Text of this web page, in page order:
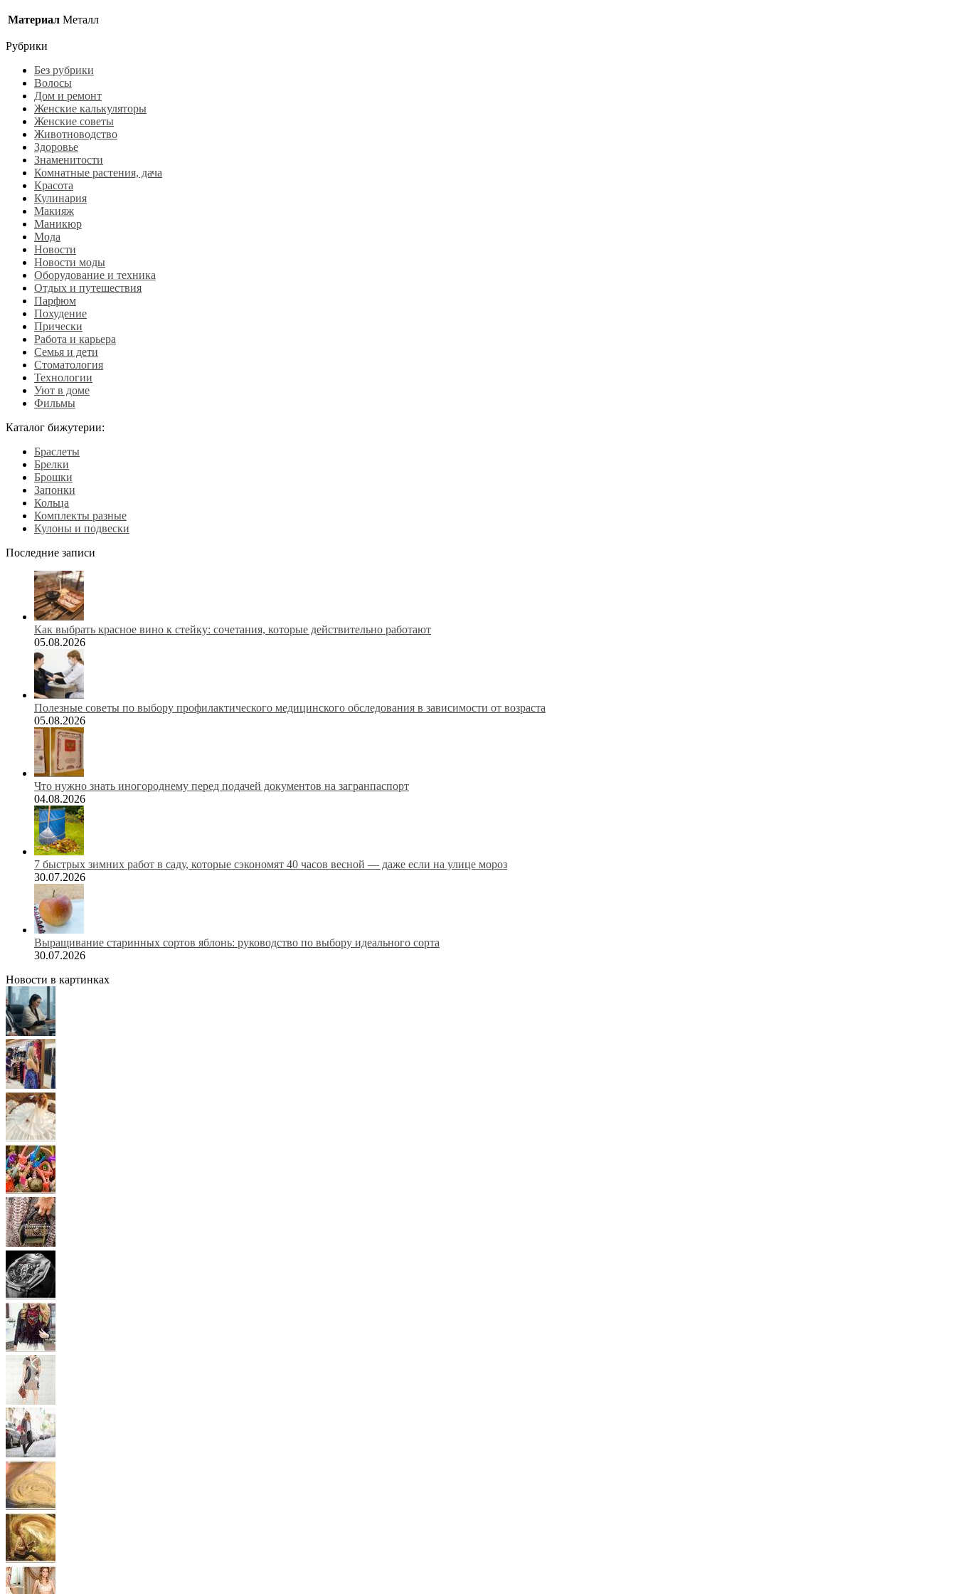
Материал Металл
Рубрики
Без рубрики
Волосы
Дом и ремонт
Женские калькуляторы
Женские советы
Животноводство
Здоровье
Знаменитости
Комнатные растения, дача
Красота
Кулинария
Макияж
Маникюр
Мода
Новости
Новости моды
Оборудование и техника
Отдых и путешествия
Парфюм
Похудение
Прически
Работа и карьера
Семья и дети
Стоматология
Технологии
Уют в доме
Фильмы
Каталог бижутерии:
Браслеты
Брелки
Брошки
Запонки
Кольца
Комплекты разные
Кулоны и подвески
Последние записи
Как выбрать красное вино к стейку: сочетания, которые действительно работают
05.08.2026
Полезные советы по выбору профилактического медицинского обследования в зависимости от возраста
05.08.2026
Что нужно знать иногороднему перед подачей документов на загранпаспорт
04.08.2026
7 быстрых зимних работ в саду, которые сэкономят 40 часов весной — даже если на улице мороз
30.07.2026
Выращивание старинных сортов яблонь: руководство по выбору идеального сорта
30.07.2026
Новости в картинках